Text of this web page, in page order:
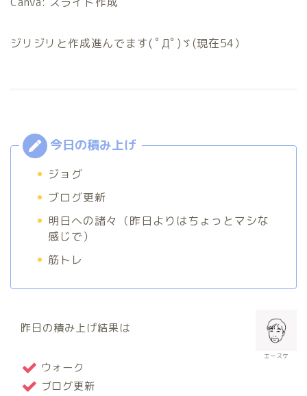
ジリジリと作成進んでます( ﾟДﾟ)ゞ(現在54）
ジョグ
ブログ更新
明日への諸々（昨日よりはちょっとマシな
感じで）
筋トレ
エースケ
昨日の積み上げ結果は
ウォーク
ブログ更新